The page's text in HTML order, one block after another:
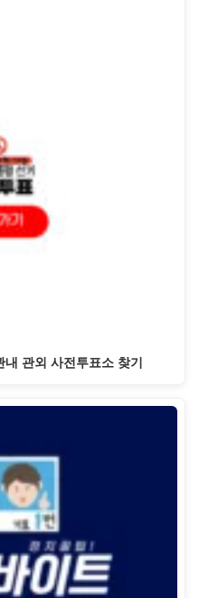
관외 사전투표소 찾기